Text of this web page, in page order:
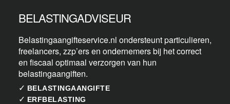
BELASTINGADVISEUR
Belastingaangifteservice.nl ondersteunt particulieren,
freelancers, zzp’ers en ondernemers bij het correct
en fiscaal optimaal verzorgen van hun
belastingaangiften.
✓ BELASTINGAANGIFTE
✓ ERFBELASTING